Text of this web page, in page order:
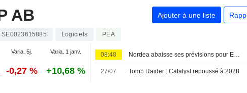
AB Ajouter à une liste
SE0023615885 Logiciels PEA
Varia. 5j. Varia. 1 janv.
-0,27 % +10,68 %
08:48 Nordea abaisse ses prévisions pour Embracer mais réitère son conseil à l'achat
27/07 Tomb Raider : Catalyst repoussé à 2028